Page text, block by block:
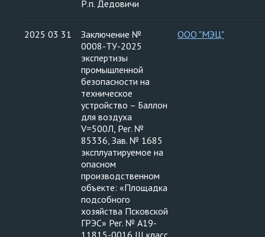
Р.п. Дедовичи
2025 03 31
Заключение №
0008-ТУ-2025
экспертизы
промышленной
безопасности на
техническое
устройство – Баллон
для воздуха
V=500Л, Рег. №
85336, Зав. № 1685
эксплуатируемое на
опасном
производственном
объекте: «Площадка
подсобного
хозяйства Псковской
ГРЭС» Рег. № А19-
11815-0016 III класс
ООО "МЭЦ"